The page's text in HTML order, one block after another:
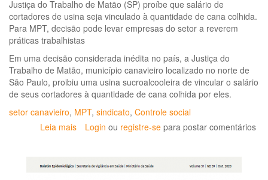
Justiça do Trabalho de Matão (SP) proíbe que salário de
cortadores de usina seja vinculado à quantidade de cana colhida.
Para MPT, decisão pode levar empresas do setor a reverem
práticas trabalhistas
Em uma decisão considerada inédita no país, a Justiça do
Trabalho de Matão, município canavieiro localizado no norte de
São Paulo, proibiu uma usina sucroalcooleira de vincular o salário
de seus cortadores à quantidade de cana colhida por eles.
setor canavieiro, MPT, sindicato, Controle social
Leia mais sobre
pagamento
Login ou registre-se para postar comentários